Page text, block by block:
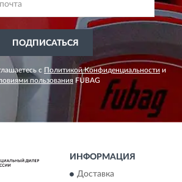
ПОДПИСАТЬСЯ
с Политикой Конфиденциальности и
пользования FUBAG
ИНФОРМАЦИЯ
Доставка